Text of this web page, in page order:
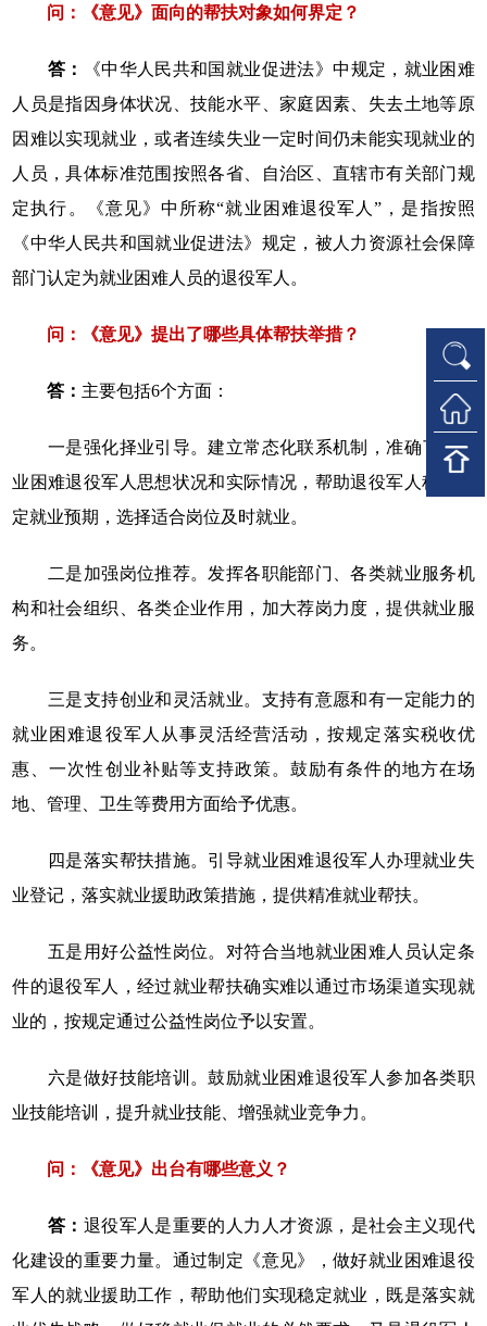
问：《意见》面向的帮扶对象如何界定？
答：
《中华人民共和国就业促进法》中规定，就业困难
人员是指因身体状况、技能水平、家庭因素、失去土地等原
因难以实现就业，或者连续失业一定时间仍未能实现就业的
人员，具体标准范围按照各省、自治区、直辖市有关部门规
定执行。《意见》中所称“就业困难退役军人”，是指按照
《中华人民共和国就业促进法》规定，被人力资源社会保障
部门认定为就业困难人员的退役军人。
问：《意见》提出了哪些具体帮扶举措？
答： 主要包括6个方面：
一是强化择业引导。建立常态化联系机制，准确了解就
业困难退役军人思想状况和实际情况，帮助退役军人科学确
定就业预期，选择适合岗位及时就业。
二是加强岗位推荐。发挥各职能部门、各类就业服务机
构和社会组织、各类企业作用，加大荐岗力度，提供就业服
务。
三是支持创业和灵活就业。支持有意愿和有一定能力的
就业困难退役军人从事灵活经营活动，按规定落实税收优
惠、一次性创业补贴等支持政策。鼓励有条件的地方在场
地、管理、卫生等费用方面给予优惠。
四是落实帮扶措施。引导就业困难退役军人办理就业失
业登记，落实就业援助政策措施，提供精准就业帮扶。
五是用好公益性岗位。对符合当地就业困难人员认定条
件的退役军人，经过就业帮扶确实难以通过市场渠道实现就
业的，按规定通过公益性岗位予以安置。
六是做好技能培训。鼓励就业困难退役军人参加各类职
业技能培训，提升就业技能、增强就业竞争力。
问：《意见》出台有哪些意义？
答： 退役军人是重要的人力人才资源，是社会主义现代
化建设的重要力量。通过制定《意见》，做好就业困难退役
军人的就业援助工作，帮助他们实现稳定就业，既是落实就